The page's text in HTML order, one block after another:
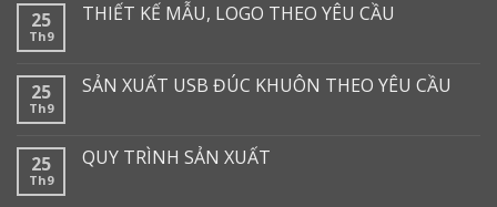
25
Th9
THIẾT KẾ MẪU, LOGO THEO YÊU CẦU
25
Th9
SẢN XUẤT USB ĐÚC KHUÔN THEO YÊU CẦU
25
Th9
QUY TRÌNH SẢN XUẤT